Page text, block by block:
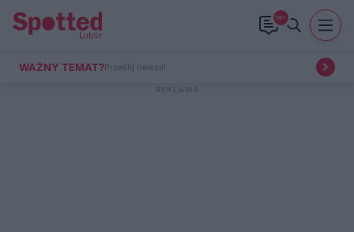
99+
WAŻNY TEMAT?Prześlij newsa!